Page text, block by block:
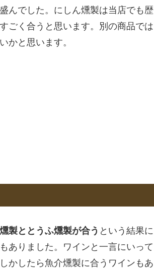
んでした。にしん燻製は当店でも歴
ごく合うと思います。別の商品では
かと思います。
製ととうふ燻製が合う という結果に
ありました。ワインと一言にいって
かしたら魚介燻製に合うワインもあ